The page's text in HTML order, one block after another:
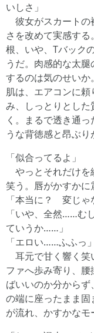
いしさ」
彼女がスカートの
さを改めて実感す
根、いや、Tバック
うだ。肉感的な太
するのは気のせい
肌は、エアコンに
み、しっとりとし
く。まるで透き通
うな背徳感と昂ぶり
「似合ってるよ」
やっとそれだけを
笑う。唇がかすかに
「本当に？ 変じゃ
「いや、全然……む
ていうか……」
「エロい……ふふっ」
耳元で甘く響く笑
ファへ歩み寄り、
ばいいのか分から
の端に座ったまま
が流れ、かすかなモ